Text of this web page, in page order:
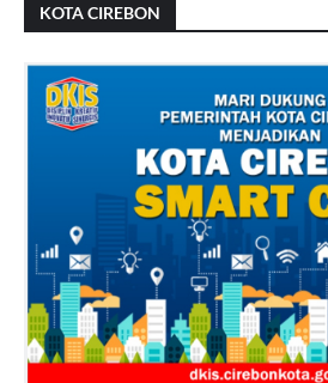
KOTA CIREBON